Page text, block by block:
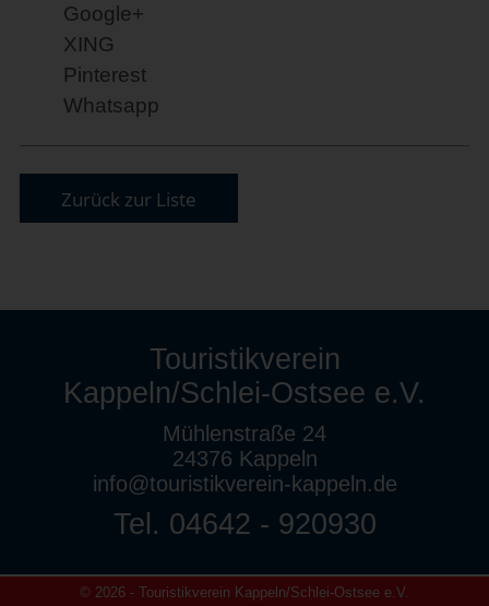
Google+
XING
Pinterest
Whatsapp
Zurück zur Liste
Touristikverein
Kappeln/Schlei-Ostsee e.V.
Mühlenstraße 24
24376 Kappeln
info@touristikverein-kappeln.de
Tel. 04642 - 920930
© 2026 - Touristikverein Kappeln/Schlei-Ostsee e.V.